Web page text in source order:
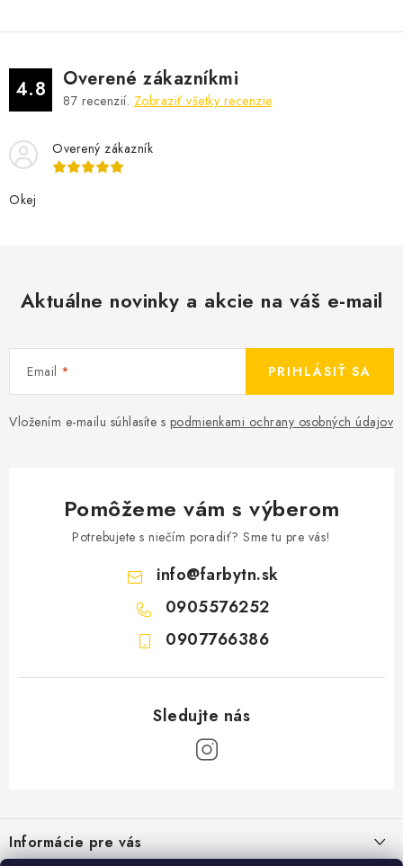
4.8 Overené zákazníkmi
87 recenzií. Zobraziť všetky recenzie
Overený zákazník
Okej
Aktuálne novinky a akcie na váš e-mail
Email
Vložením e-mailu súhlasíte s podmienkami ochrany osobných údajov
PRIHLÁSIŤ SA
Pomôžeme vám s výberom
Potrebujete s niečím poradiť? Sme tu pre vás!
info@farbytn.sk
0905576252
0907766386
pInformácie pre vás